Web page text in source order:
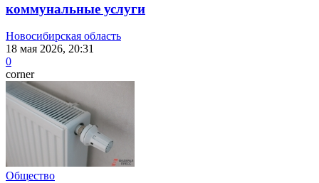
коммунальные услуги
Новосибирская область
18 мая 2026, 20:31
0
corner
Общество